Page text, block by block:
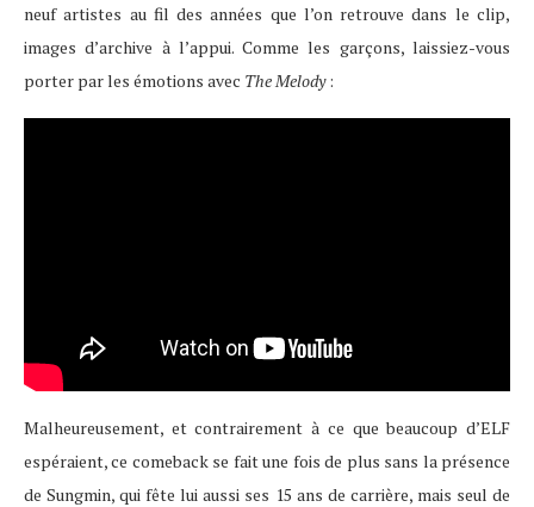
neuf artistes au fil des années que l’on retrouve dans le clip,
images d’archive à l’appui. Comme les garçons, laissiez-vous
porter par les émotions avec The Melody:
Malheureusement, et contrairement à ce que beaucoup d’ELF
espéraient, ce comeback se fait une fois de plus sans la présence
de Sungmin, qui fête lui aussi ses 15 ans de carrière, mais seul de